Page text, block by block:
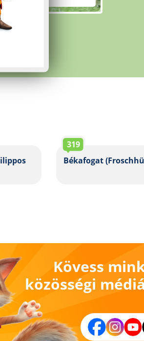
319
Békafogat
Kövess
közösségi